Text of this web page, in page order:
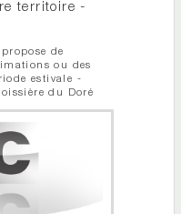
territoire -
de
ou des
estivale -
du Doré